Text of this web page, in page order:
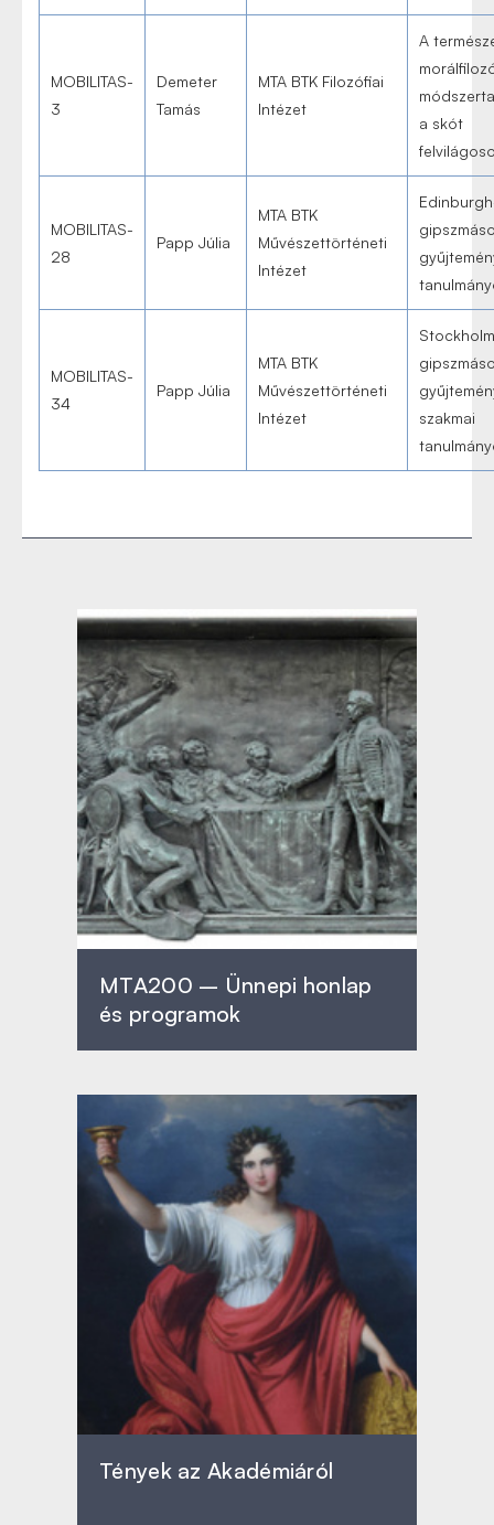
MOBILITAS-
3
Demeter
Tamás
MTA BTK Filozófiai
Intézet
A
a skót
MOBILITAS-
28
Papp Júlia
MTA BTK
Művészettörténeti
Intézet
MOBILITAS-
34
Papp Júlia
MTA BTK
Művészettörténeti
Intézet
szakmai
MTA200 – Ünnepi honlap
és programok
Tények az Akadémiáról